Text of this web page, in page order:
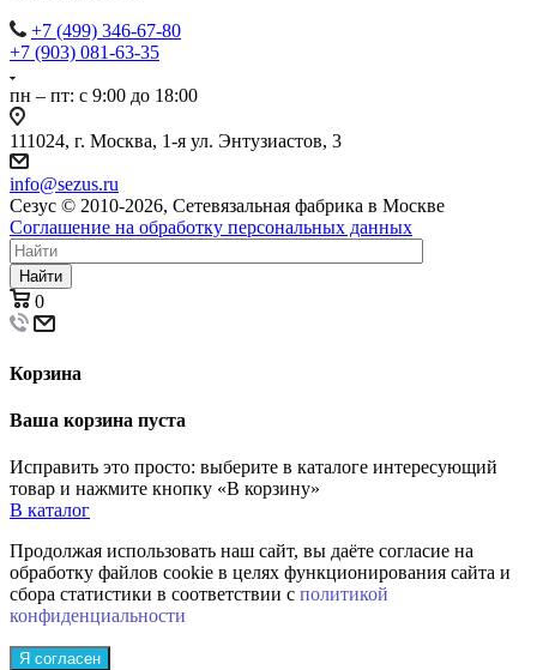
+7 (499) 346-67-80
+7 (903) 081-63-35
пн – пт: с 9:00 до 18:00
111024, г. Москва, 1-я ул. Энтузиастов, 3
info@sezus.ru
Сезус © 2010-2026, Сетевязальная фабрика в Москве
Соглашение на обработку персональных данных
Найти
0
Корзина
Ваша корзина пуста
Исправить это просто: выберите в каталоге интересующий
товар и нажмите кнопку «В корзину»
В каталог
Продолжая использовать наш сайт, вы даёте согласие на
обработку файлов cookie в целях функционирования сайта и
сбора статистики в соответствии с политикой
конфиденциальности
Я согласен